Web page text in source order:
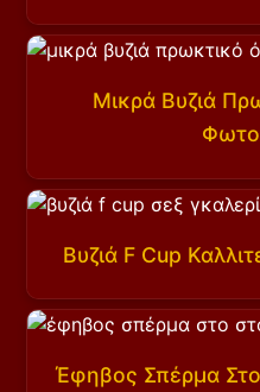
Μικρά Βυζιά
Βυζιά F Cup
Έφηβος Σπέρμα